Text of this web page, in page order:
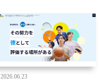
2026.06.23